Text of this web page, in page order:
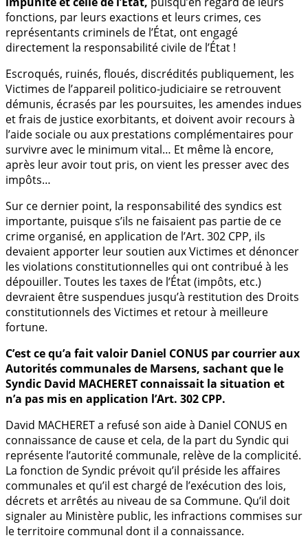
fonctions, par leurs exactions et leurs crimes, ces
représentants criminels de l’État, ont engagé
directement la responsabilité civile de l’État !
Escroqués, ruinés, floués, discrédités publiquement, les
Victimes de l’appareil politico-judiciaire se retrouvent
démunis, écrasés par les poursuites, les amendes indues
et frais de justice exorbitants, et doivent avoir recours à
l’aide sociale ou aux prestations complémentaires pour
survivre avec le minimum vital… Et même là encore,
après leur avoir tout pris, on vient les presser avec des
impôts…
Sur ce dernier point, la responsabilité des syndics est
importante, puisque s’ils ne faisaient pas partie de ce
crime organisé, en application de l’Art. 302 CPP, ils
devaient apporter leur soutien aux Victimes et dénoncer
les violations constitutionnelles qui ont contribué à les
dépouiller. Toutes les taxes de l’État (impôts, etc.)
devraient être suspendues jusqu’à restitution des Droits
constitutionnels des Victimes et retour à meilleure
fortune.
C’est ce qu’a fait valoir Daniel CONUS par courrier aux
Autorités communales de Marsens, sachant que le
Syndic David MACHERET connaissait la situation et
n’a pas mis en application l’Art. 302 CPP.
David MACHERET a refusé son aide à Daniel CONUS en
connaissance de cause et cela, de la part du Syndic qui
représente l’autorité communale, relève de la complicité.
La fonction de Syndic prévoit qu’il préside les affaires
communales et qu’il est chargé de l’exécution des lois,
décrets et arrêtés au niveau de sa Commune. Qu’il doit
signaler au Ministère public, les infractions commises sur
le territoire communal dont il a connaissance.